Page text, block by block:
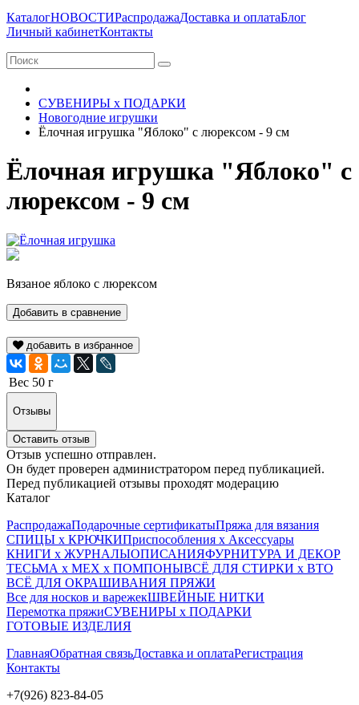
КаталогНОВОСТИРаспродажаДоставка и оплатаБлог
Личный кабинетКонтакты
СУВЕНИРЫ х ПОДАРКИ
Новогодние игрушки
Ёлочная игрушка "Яблоко" с люрексом - 9 см
Ёлочная игрушка "Яблоко" с
люрексом - 9 см
Вязаное яблоко с люрексом
Добавить в сравнение
добавить в избранное
Вес 50 г
Отзывы
Оставить отзыв
Отзыв успешно отправлен.
Он будет проверен администратором перед публикацией.
Перед публикацией отзывы проходят модерацию
Каталог
РаспродажаПодарочные сертификатыПряжа для вязания
СПИЦЫ х КРЮЧКИПриспособления х Аксессуары
КНИГИ х ЖУРНАЛЫОПИСАНИЯФУРНИТУРА И ДЕКОР
ТЕСЬМА х МЕХ х ПОМПОНЫВСЁ ДЛЯ СТИРКИ х ВТО
ВСЁ ДЛЯ ОКРАШИВАНИЯ ПРЯЖИ
Все для носков и варежекШВЕЙНЫЕ НИТКИ
Перемотка пряжиСУВЕНИРЫ х ПОДАРКИ
ГОТОВЫЕ ИЗДЕЛИЯ
ГлавнаяОбратная связьДоставка и оплатаРегистрация
Контакты
+7(926) 823-84-05